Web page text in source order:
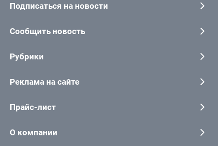
Подписаться на новости
Сообщить новость
Рубрики
Реклама на сайте
Прайс-лист
О компании